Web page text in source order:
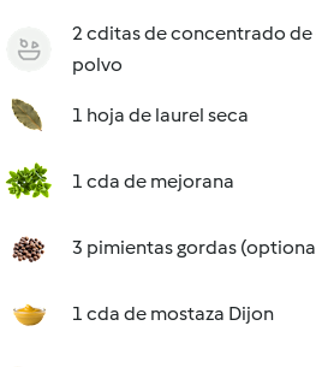
2 cditas de concentrado
polvo
1 hoja de laurel seca
1 cda de mejorana
3 pimientas gordas
1 cda de mostaza Dijon